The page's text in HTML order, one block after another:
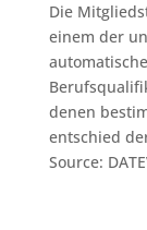
Die
einem der
denen
entschied
Source: